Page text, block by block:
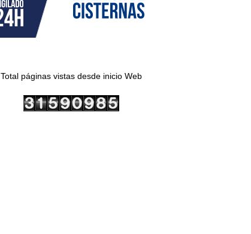
Total páginas vistas desde inicio Web